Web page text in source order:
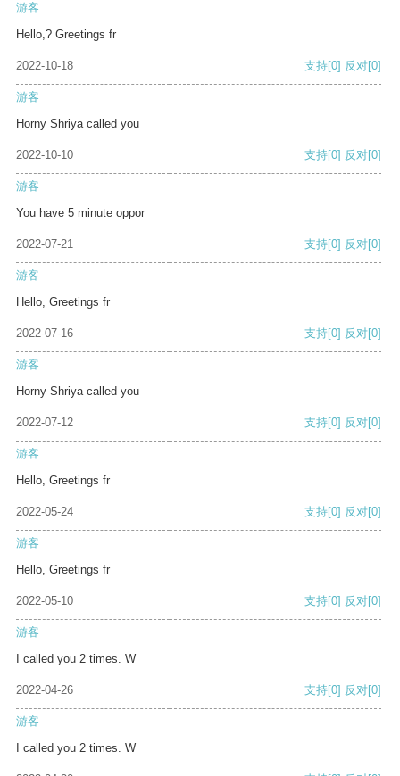
游客
Hello,? Greetings fr
2022-10-18 支持[0] 反对[0]
游客
Horny Shriya called you
2022-10-10 支持[0] 反对[0]
游客
You have 5 minute oppor
2022-07-21 支持[0] 反对[0]
游客
Hello, Greetings fr
2022-07-16 支持[0] 反对[0]
游客
Horny Shriya called you
2022-07-12 支持[0] 反对[0]
游客
Hello, Greetings fr
2022-05-24 支持[0] 反对[0]
游客
Hello, Greetings fr
2022-05-10 支持[0] 反对[0]
游客
I called you 2 times. W
2022-04-26 支持[0] 反对[0]
游客
I called you 2 times. W